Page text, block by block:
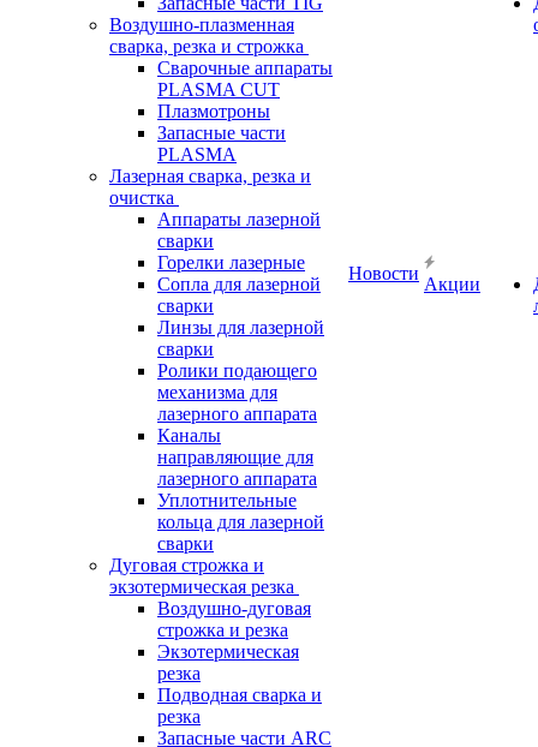
Воздушно-плазменная
сварка, резка и строжка
Сварочные аппараты
PLASMA CUT
Плазмотроны
Запасные части
PLASMA
Лазерная сварка, резка и
очистка
Аппараты лазерной
сварки
Горелки лазерные
Сопла для лазерной
сварки
Линзы для лазерной
сварки
Ролики подающего
механизма для
лазерного аппарата
Каналы
направляющие для
лазерного аппарата
Уплотнительные
кольца для лазерной
сварки
Дуговая строжка и
экзотермическая резка
Воздушно-дуговая
строжка и резка
Экзотермическая
резка
Подводная сварка и
резка
Запасные части ARC
Новости
Акции